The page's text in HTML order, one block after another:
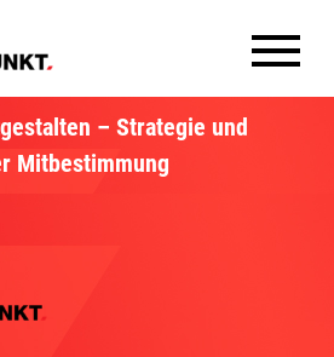
Infomaterial
– Strategie und
Mitbestimmung